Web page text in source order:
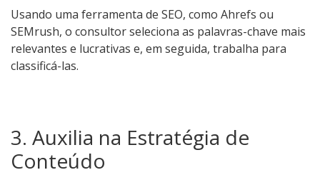
Usando uma ferramenta de SEO, como Ahrefs ou
SEMrush, o consultor seleciona as palavras-chave mais
relevantes e lucrativas e, em seguida, trabalha para
classificá-las.
3. Auxilia na Estratégia de
Conteúdo